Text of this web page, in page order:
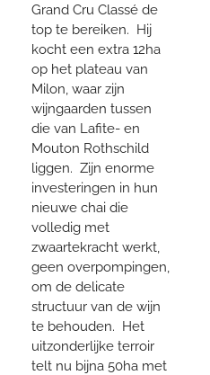
Grand Cru Classé de
top te bereiken. Hij
kocht een extra 12ha
op het plateau van
Milon, waar zijn
wijngaarden tussen
die van Lafite- en
Mouton Rothschild
liggen. Zijn enorme
investeringen in hun
nieuwe chai die
volledig met
zwaartekracht werkt,
geen overpompingen,
om de delicate
structuur van de wijn
te behouden. Het
uitzonderlijke terroir
telt nu bijna 50ha met